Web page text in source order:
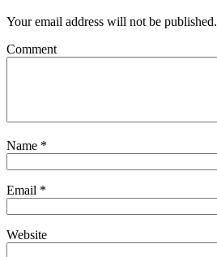
Your email address will not be published.
Comment
Name *
Email *
Website